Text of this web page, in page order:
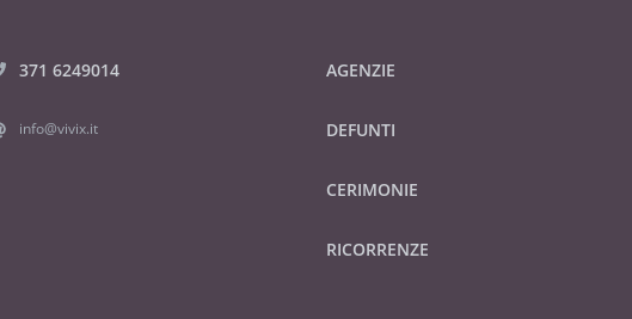
371 6249014
info@vivix.it
AGENZIE
DEFUNTI
CERIMONIE
RICORRENZE